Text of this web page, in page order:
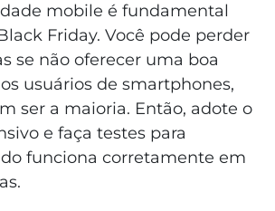
mobile é fundamental
Friday. Você pode perder
se não oferecer uma boa
usuários de smartphones,
ser a maioria. Então, adote o
e faça testes para
funciona corretamente em